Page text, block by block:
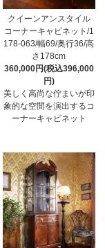
クイーンアンスタイル
コーナーキャビネット/1
178-063/幅69/奥行36/高
さ178cm
360,000円(税込396,000
円)
美しく高尚な佇まいが印
象的な空間を演出するコ
ーナーキャビネット